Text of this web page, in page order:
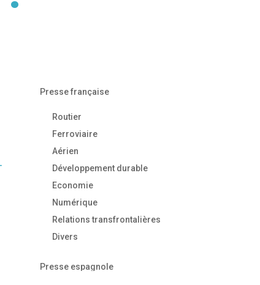
Presse française
Routier
Ferroviaire
Aérien
Développement durable
Economie
Numérique
Relations transfrontalières
Divers
Presse espagnole